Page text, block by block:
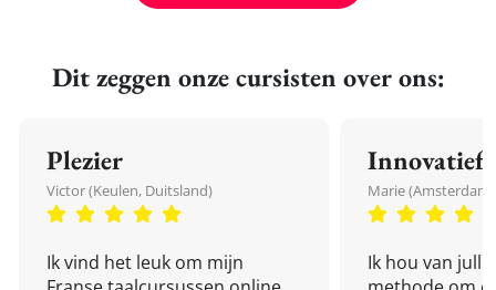
Dit zeggen onze cursisten over ons:
Plezier
Victor (Keulen, Duitsland)
Ik vind het leuk om mijn
Innovatief
Marie
Ik hou van